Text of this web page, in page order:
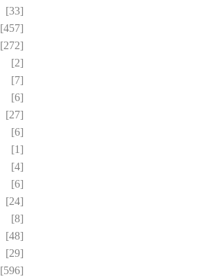
[33]
[457]
[272]
[2]
[7]
[6]
[27]
[6]
[1]
[4]
[6]
[24]
[8]
[48]
[29]
[596]